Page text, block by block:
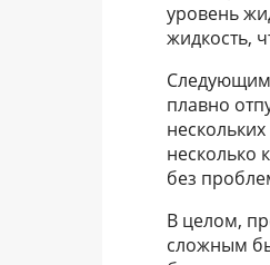
уровень
жидкость,
Следующим
плавно
несколько
без
В целом,
сложным